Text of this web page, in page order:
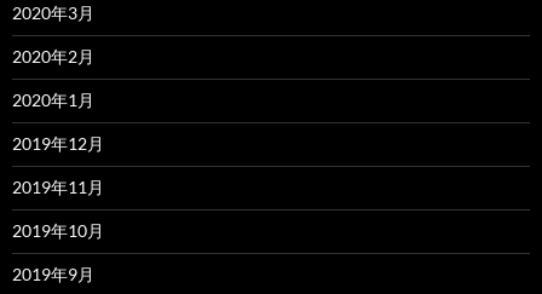
2020年3月
2020年2月
2020年1月
2019年12月
2019年11月
2019年10月
2019年9月